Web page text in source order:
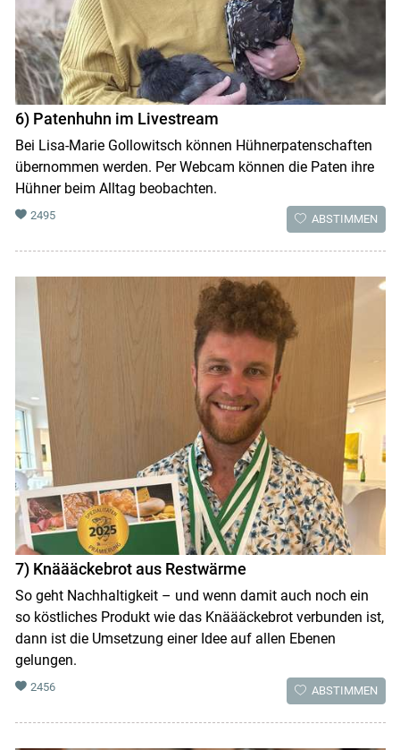
6) Patenhuhn im Livestream
Bei Lisa-Marie Gollowitsch können Hühnerpatenschaften
übernommen werden. Per Webcam können die Paten ihre
Hühner beim Alltag beobachten.
2495 ABSTIMMEN
7) Knäääckebrot aus Restwärme
So geht Nachhaltigkeit – und wenn damit auch noch ein
so köstliches Produkt wie das Knäääckebrot verbunden ist,
dann ist die Umsetzung einer Idee auf allen Ebenen
gelungen.
2456 ABSTIMMEN